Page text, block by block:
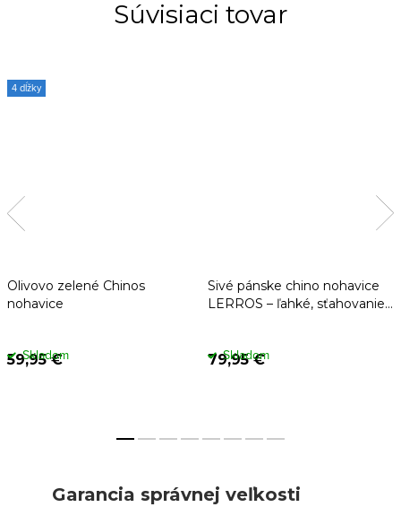
Súvisiaci tovar
4 dĺžky
Olivovo zelené Chinos
nohavice
59,95 €
Skladom
Sivé pánske chino nohavice
LERROS – ľahké, sťahovanie
79,95 €
Skladom
Garancia správnej veľkosti